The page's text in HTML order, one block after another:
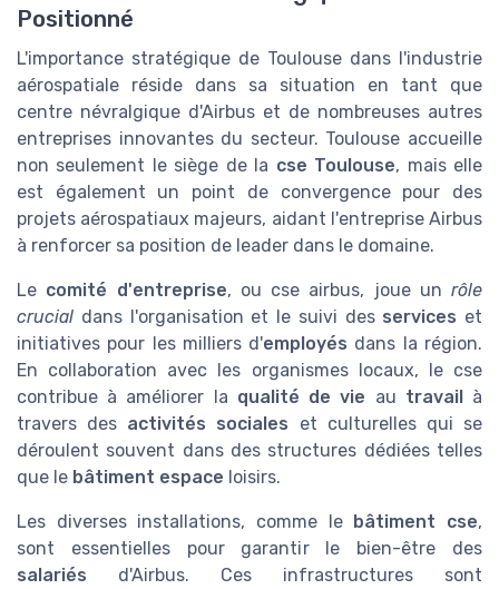
Positionné
L'importance stratégique de Toulouse dans l'industrie
aérospatiale réside dans sa situation en tant que
centre névralgique d'Airbus et de nombreuses autres
entreprises innovantes du secteur. Toulouse accueille
non seulement le siège de la cse Toulouse, mais elle
est également un point de convergence pour des
projets aérospatiaux majeurs, aidant l'entreprise Airbus
à renforcer sa position de leader dans le domaine.
Le comité d'entreprise, ou cse airbus, joue un rôle
crucial dans l'organisation et le suivi des services et
initiatives pour les milliers d'employés dans la région.
En collaboration avec les organismes locaux, le cse
contribue à améliorer la qualité de vie au travailà
travers des activités sociales et culturelles qui se
déroulent souvent dans des structures dédiées telles
que le bâtiment espace loisirs.
Les diverses installations, comme le bâtiment cse,
sont essentielles pour garantir le bien-être des
salariés d'Airbus. Ces infrastructures sont